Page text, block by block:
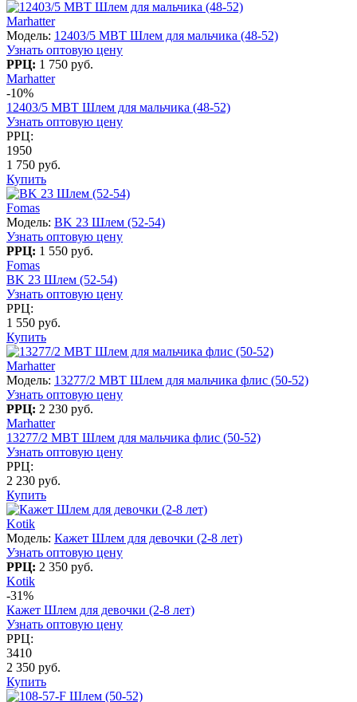
Marhatter
Модель: 12403/5 MBT Шлем для мальчика (48-52)
Узнать оптовую цену
РРЦ: 1 750 руб.
Marhatter
-10%
12403/5 MBT Шлем для мальчика (48-52)
Узнать оптовую цену
РРЦ:
1950
1 750 руб.
Купить
Fomas
Модель: BK 23 Шлем (52-54)
Узнать оптовую цену
РРЦ: 1 550 руб.
Fomas
BK 23 Шлем (52-54)
Узнать оптовую цену
РРЦ:
1 550 руб.
Купить
Marhatter
Модель: 13277/2 MBT Шлем для мальчика флис (50-52)
Узнать оптовую цену
РРЦ: 2 230 руб.
Marhatter
13277/2 MBT Шлем для мальчика флис (50-52)
Узнать оптовую цену
РРЦ:
2 230 руб.
Купить
Kotik
Модель: Кажет Шлем для девочки (2-8 лет)
Узнать оптовую цену
РРЦ: 2 350 руб.
Kotik
-31%
Кажет Шлем для девочки (2-8 лет)
Узнать оптовую цену
РРЦ:
3410
2 350 руб.
Купить